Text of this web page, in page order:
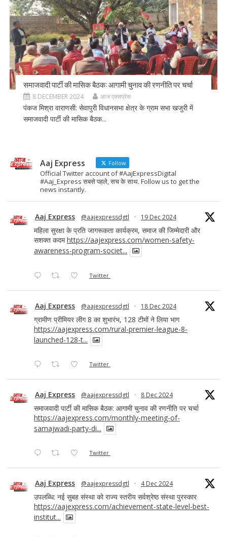
समाजवादी पार्टी की मासिक बैठक: आगामी चुनाव की रणनीति पर चर्चा
8 DECEMBER 2024 आज एक्सप्रेस
पंकज मिश्रा वाराणसी: सेवापुरी विधानसभा क्षेत्र के ग्राम सभा खजुरी में
समाजवादी पार्टी की मासिक बैठक...
Aaj Express Follow
Official Twitter account of #AajExpressDigital
#Aaj_Express सबसे पहले, सच के साथ. Follow us to get the
news instantly.
Aaj Express @aajexpressdgtl · 19 Dec 2024
महिला सुरक्षा के प्रति जागरूकता कार्यक्रम, समाज की जिम्मेदारी और
सशक्त कदमhttps://aajexpress.com/women-safety-
awareness-program-societ...
Twitter
Aaj Express @aajexpressdgtl · 18 Dec 2024
ग्रामीण प्रीमियर लीग 8 का शुभारंभ, 128 टीमों ने लिया भाग
https://aajexpress.com/rural-premier-league-8-
launched-128-t...
Twitter
Aaj Express @aajexpressdgtl · 8 Dec 2024
समाजवादी पार्टी की मासिक बैठक: आगामी चुनाव की रणनीति पर चर्चा
https://aajexpress.com/monthly-meeting-of-
samajwadi-party-di...
Twitter
Aaj Express @aajexpressdgtl · 4 Dec 2024
उपलब्धि: नई सुबह संस्था को राज्य स्तरीय सर्वश्रेष्ठ संस्था पुरस्कार
https://aajexpress.com/achievement-state-level-best-
institut...